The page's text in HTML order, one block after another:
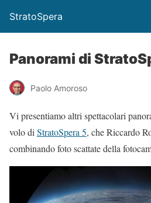
StratoSpera
Panorami di
Paolo Amoroso
Vi presentiamo altri spettacolari
volo di StratoSpera 5, che Riccardo
combinando foto scattate della